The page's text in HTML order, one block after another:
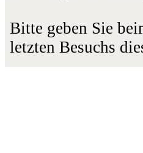
Bitte geben Sie
letzten Besuchs